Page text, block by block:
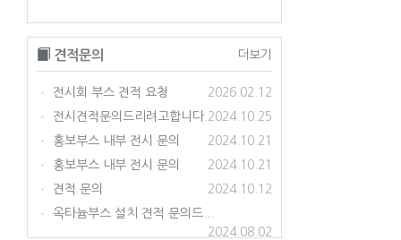
견적문의 더보기
• 전시회 부스 견적 요청 2026.02.12
• 전시견적문의드리려고합니다. 2024.10.25
• 홍보부스 내부 전시 문의 2024.10.21
• 홍보부스 내부 전시 문의 2024.10.21
• 견적 문의 2024.10.12
•
옥타늄부스 설치 견적 문의드...
2024.08.02